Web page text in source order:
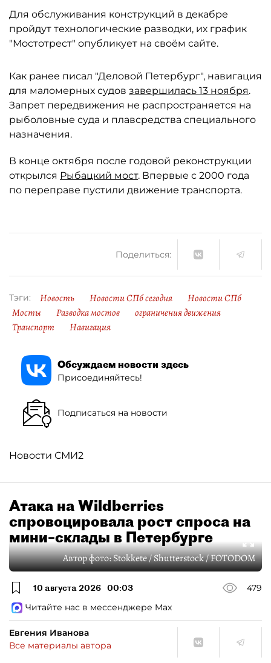
Для обслуживания конструкций в декабре
пройдут технологические разводки, их график
"Мостотрест" опубликует на своём сайте.
Как ранее писал "Деловой Петербург", навигация
для маломерных судов завершилась 13 ноября.
Запрет передвижения не распространяется на
рыболовные суда и плавсредства специального
назначения.
В конце октября после годовой реконструкции
открылся Рыбацкий мост. Впервые с 2000 года
по переправе пустили движение транспорта.
Поделиться:
Тэги: Новость Новости СПб сегодня
Новости СПб
Мосты
Разводка мостов
ограничения движения
Транспорт
Навигация
Обсуждаем новости здесь
Присоединяйтесь!
Подписаться на новости
Новости СМИ2
Атака на Wildberries
спровоцировала рост спроса на
мини–склады в Петербурге
Автор фото:Stokkete / Shutterstock / FOTODOM
10 августа 2026 00:03
479
Читайте нас в мессенджере Max
Евгения Иванова
Все материалы автора